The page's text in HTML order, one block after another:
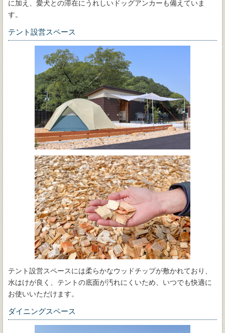
に加え、愛犬との滞在にうれしいドッグアンカーも備えていま
す。
テント設営スペース
テント設営スペースには柔らかなウッドチップが敷かれており、
水はけが良く、テントの底面が汚れにくいため、いつでも快適に
お使いいただけます。
ダイニングスペース